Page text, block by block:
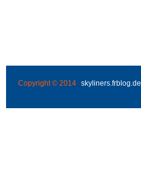
Copyright © 2014 skyliners.frblog.de